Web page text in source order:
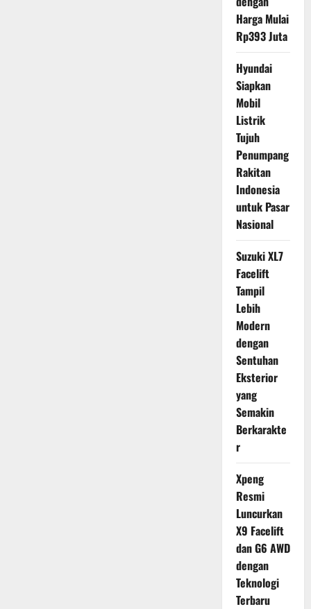
Harga Mulai
Rp393 Juta
Hyundai
Siapkan
Mobil
Listrik
Tujuh
Penumpang
Rakitan
Indonesia
untuk Pasar
Nasional
Suzuki XL7
Facelift
Tampil
Lebih
Modern
dengan
Sentuhan
Eksterior
yang
Semakin
Berkarakte
r
Xpeng
Resmi
Luncurkan
X9 Facelift
dan G6 AWD
dengan
Teknologi
Terbaru